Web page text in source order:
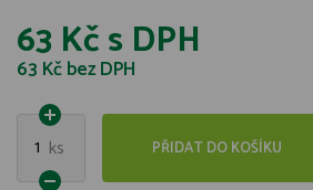
63 Kčs DPH
63 Kčbez DPH
1 ks PŘIDAT DO KOŠÍKU